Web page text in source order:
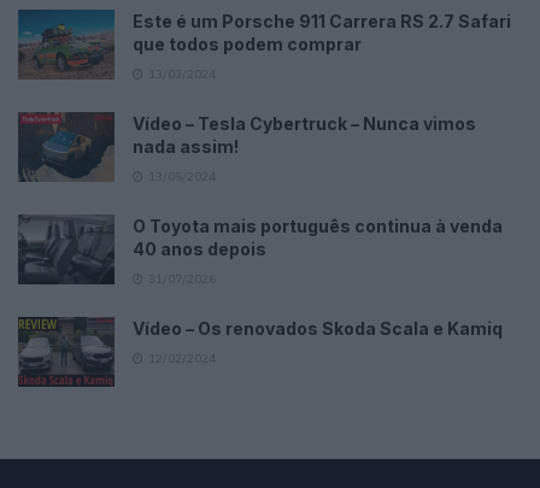
Este é um Porsche 911 Carrera RS 2.7 Safari
que todos podem comprar
Vídeo – Tesla Cybertruck – Nunca vimos
nada assim!
O Toyota mais português continua à venda
40 anos depois
Vídeo – Os renovados Skoda Scala e Kamiq